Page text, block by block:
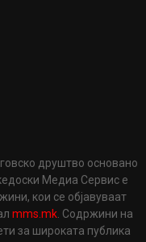
друштво основано
Медиа Сервис е
кои се објавуваат
mms.mk . Содржини на
за широката публика